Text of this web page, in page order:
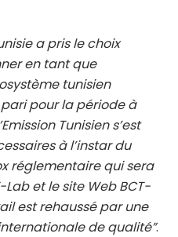
a pris le choix
en tant que
tunisien
pour la période à
Tunisien s’est
à l’instar du
réglementaire qui sera
Lab et le site Web BCT-
est rehaussé par une
de qualité”.